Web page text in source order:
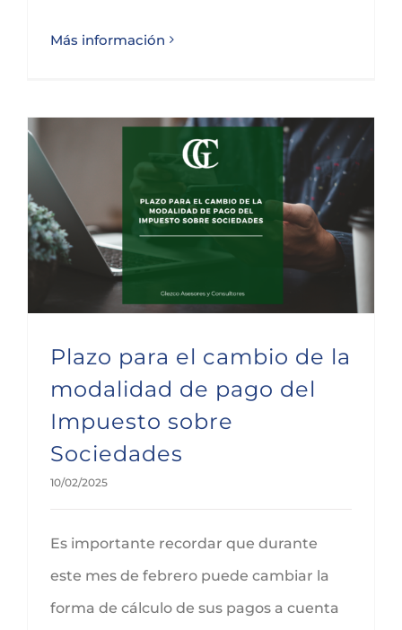
Más información
Plazo para el cambio de la
modalidad de pago del
Impuesto sobre
Sociedades
10/02/2025
Es importante recordar que durante
este mes de febrero puede cambiar la
forma de cálculo de sus pagos a cuenta